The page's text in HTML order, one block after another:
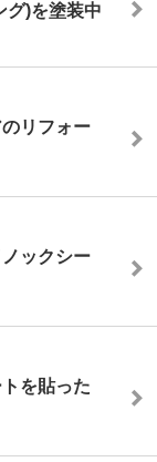
グ)を塗装中
リフォー
ックシー
を貼った